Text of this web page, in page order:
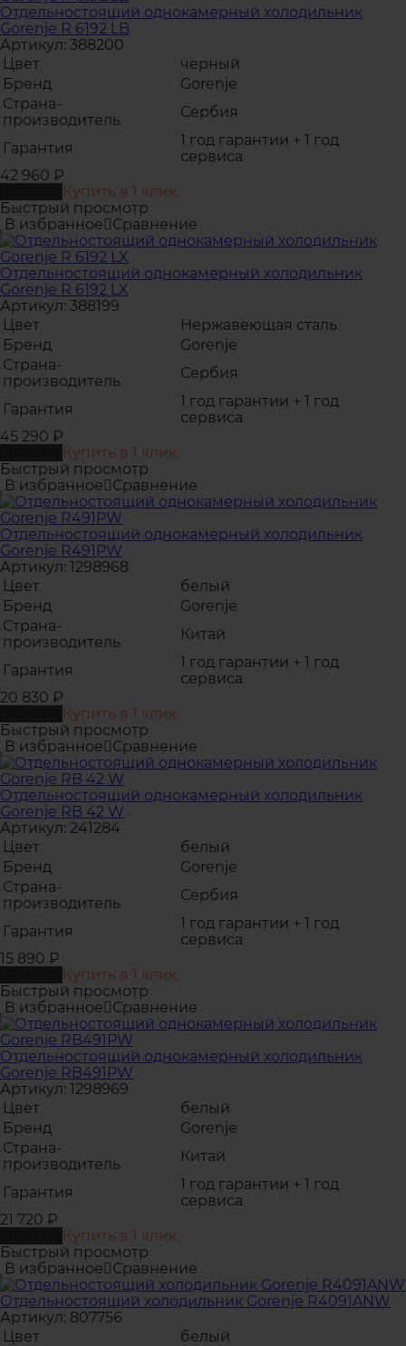
Отдельностоящий однокамерный холодильник
Gorenje R 6192 LB
Артикул: 388200
Цвет
черный
Бренд
Gorenje
Страна-
производитель
Сербия
Гарантия
1 год гарантии + 1 год
сервиса
42 960 ₽
Купить в 1 клик
Быстрый просмотр
В избранное
Сравнение
Отдельностоящий однокамерный холодильник
Gorenje R 6192 LX
Артикул: 388199
Цвет
Нержавеющая сталь
Бренд
Gorenje
Страна-
производитель
Сербия
Гарантия
1 год гарантии + 1 год
сервиса
45 290 ₽
Купить в 1 клик
Быстрый просмотр
В избранное
Сравнение
Отдельностоящий однокамерный холодильник
Gorenje R491PW
Артикул: 1298968
Цвет
белый
Бренд
Gorenje
Страна-
производитель
Китай
Гарантия
1 год гарантии + 1 год
сервиса
20 830 ₽
Купить в 1 клик
Быстрый просмотр
В избранное
Сравнение
Отдельностоящий однокамерный холодильник
Gorenje RB 42 W
Артикул: 241284
Цвет
белый
Бренд
Gorenje
Страна-
производитель
Сербия
Гарантия
1 год гарантии + 1 год
сервиса
15 890 ₽
Купить в 1 клик
Быстрый просмотр
В избранное
Сравнение
Отдельностоящий однокамерный холодильник
Gorenje RB491PW
Артикул: 1298969
Цвет
белый
Бренд
Gorenje
Страна-
производитель
Китай
Гарантия
1 год гарантии + 1 год
сервиса
21 720 ₽
Купить в 1 клик
Быстрый просмотр
В избранное
Сравнение
Отдельностоящий холодильник Gorenje R4091ANW
Артикул: 807756
Цвет
белый